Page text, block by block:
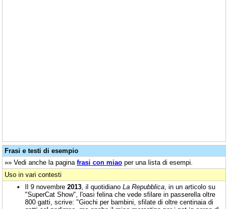
Frasi e testi di esempio
»» Vedi anche la pagina frasi con miao per una lista di esempi.
Uso in vari contesti
Il 9 novembre 2013 , il quotidiano La Repubblica , in un articolo su
"SuperCat Show", l'oasi felina che vede sfilare in passerella oltre
800 gatti, scrive: "Giochi per bambini, sfilate di oltre centinaia di